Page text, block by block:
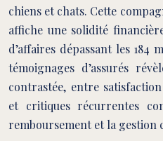
chiens et chats. Cette
affiche une solidité
d’affaires dépassant les 184
témoignages d’assurés
contrastée, entre
et critiques récurrentes
remboursement et la gestion